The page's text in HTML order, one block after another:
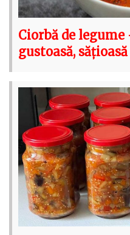
Ciorbă de legume
gustoasă,